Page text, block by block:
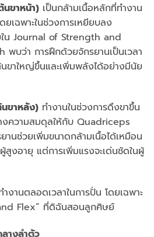
ขาหน้า) เป็นกล้ามเนื้อหลักที่ทำงาน
เฉพาะในช่วงการเหยียบลง
น Journal of Strength and
บว่า การฝึกด้วยจักรยานเป็นเวลา
ขาใหญ่ขึ้นและเพิ่มพลังได้อย่างมีนัย
ขาหลัง) ทำงานในช่วงการดึงขาขึ้น
งความสมดุลให้กับ Quadriceps
นช่วยเพิ่มขนาดกล้ามเนื้อได้เหมือน
งอายุ แต่การเพิ่มแรงจะเด่นชัดในผู้
ำงานตลอดเวลาในการปั่น โดยเฉพาะ
Flex” ที่ดิฉันสอนลูกศิษย์
างลำตัว